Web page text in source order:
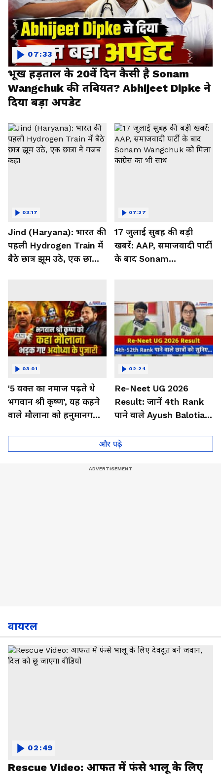
भूख हड़ताल के 20वें दिन कैसी है Sonam
Wangchuk की तबियत? Abhijeet Dipke ने
दिया बड़ा अपडेट
07:33
Jind (Haryana): भारत की
पहली Hydrogen Train में
बैठे छात्र झूम उठे, एक छात्रा
03:17
17 जुलाई सुबह की बड़ी
खबरें: AAP, समाजवादी पार्टी
के बाद Sonam
07:27
'5 वक्त का नमाज पढ़ते थे
भगवान श्री कृष्ण', यह कहने
वाले मौलाना को हनुमानगढ़ी
03:01
Re-Neet UG 2026
Result: जानें 4th Rank
पाने वाले Ayush Balotia
02:24
और पढ़े
वायरल
Rescue Video: आफत में फंसे भालू के लिए
02:49